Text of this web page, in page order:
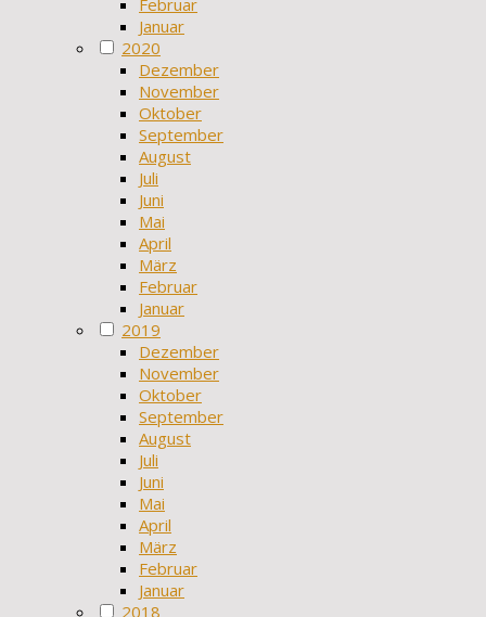
Februar
Januar
2020
Dezember
November
Oktober
September
August
Juli
Juni
Mai
April
März
Februar
Januar
2019
Dezember
November
Oktober
September
August
Juli
Juni
Mai
April
März
Februar
Januar
2018